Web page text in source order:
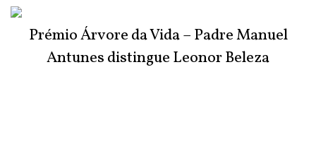
Prémio Árvore da Vida – Padre Manuel
Antunes distingue Leonor Beleza